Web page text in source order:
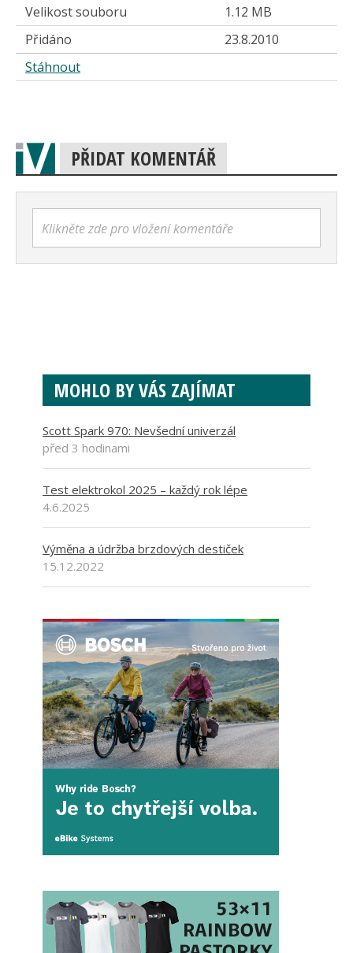
Velikost souboru
1.12 MB
Přidáno
23.8.2010
Stáhnout
PŘIDAT KOMENTÁŘ
Klikněte zde pro vložení komentáře
MOHLO BY VÁS ZAJÍMAT
Scott Spark 970: Nevšední univerzál
před 3 hodinami
Test elektrokol 2025 – každý rok lépe
4.6.2025
Výměna a údržba brzdových destiček
15.12.2022